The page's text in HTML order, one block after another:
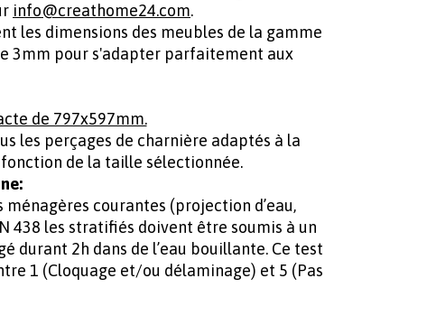
info@creathome24.com.
les dimensions des meubles de la gamme
3mm pour s'adapter parfaitement aux
de 797x597mm.
les perçages de charnière adaptés à la
de la taille sélectionnée.
courantes (projection d’eau,
438 les stratifiés doivent être soumis à un
durant 2h dans de l’eau bouillante. Ce test
1 (Cloquage et/ou délaminage) et 5 (Pas